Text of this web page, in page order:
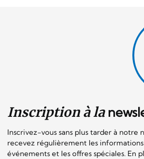
Inscription à la
Inscrivez-vous sans plus tarder à notre
recevez régulièrement les informations
événements et les offres spéciales. En